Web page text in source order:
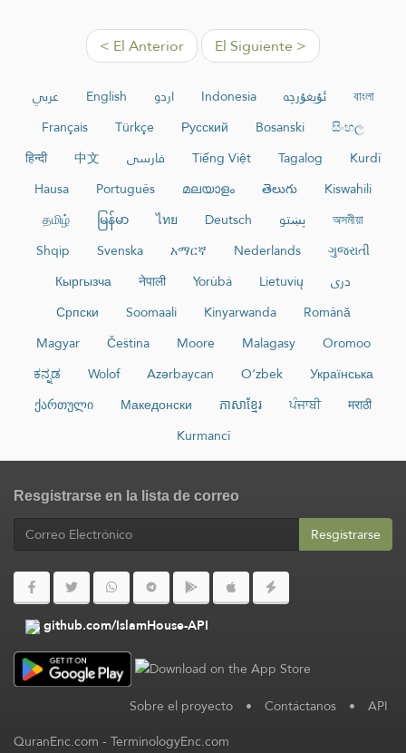
< El Anterior El Siguiente >
عربي English اردو Indonesia ئۇيغۇرچە
বাংলা
Français
Türkçe Русский Bosanski
සිංහල
हिन्दी
中文 فارسی Tiếng Việt Tagalog
Kurdî
Hausa
Português മലയാളം తెలుగు
Kiswahili
தமிழ்
မြန်မာ ไทย Deutsch پښتو
অসমীয়া
Shqip
Svenska አማርኛ Nederlands
ગુજરાતી
Кыргызча
नेपाली Yorùbá Lietuvių
دری
Српски
Soomaali Kinyarwanda
Română
Magyar
Čeština Moore Malagasy
Oromoo
ಕನ್ನಡ
Wolof Azərbaycan O‘zbek
Українська
ქართული
Македонски ភាសាខ្មែរ ਪੰਜਾਬੀ
मराठी
Kurmancî
Resgistrarse en la lista de correo
Resgistrarse
github.com/IslamHouse-API
Sobre el proyecto • Contáctanos • API
QuranEnc.com-TerminologyEnc.com